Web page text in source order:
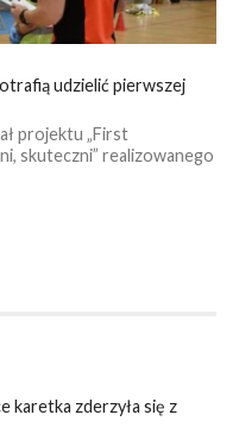
udzielić pierwszej
projektu „First
skuteczni” realizowanego
karetka zderzyła się z